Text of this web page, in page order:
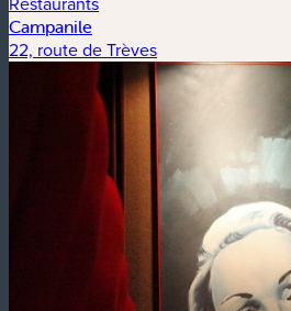
Campanile
22, route de Trèves